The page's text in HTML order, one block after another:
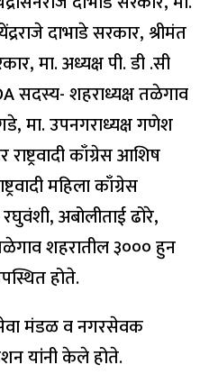
दाभाडे सरकार, श्रीमंत
मा. अध्यक्ष पी. डी .सी
सदस्य- शहराध्यक्ष तळेगाव
मा. उपनगराध्यक्ष गणेश
काँग्रेस आशिष
महिला काँग्रेस
अबोलीताई ढोरे,
शहरातील ३००० हुन
होते.
मंडळ व नगरसेवक
यांनी केले होते.